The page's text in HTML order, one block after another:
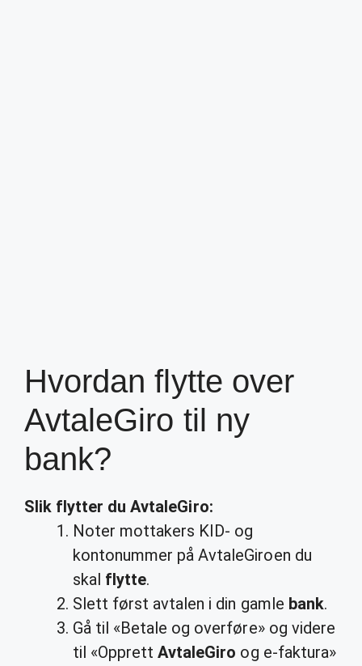
Hvordan flytte over
AvtaleGiro til ny
bank?
Slik flytter duAvtaleGiro:
Noter mottakers KID- og
kontonummer på AvtaleGiroen du
skal flytte.
Slett først avtalen i din gamle bank.
Gå til «Betale og overføre» og videre
til «OpprettAvtaleGiro og e-faktura»